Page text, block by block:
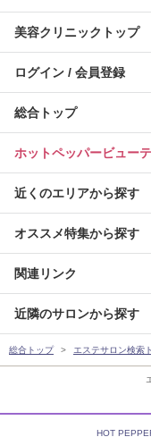
美容クリニックトップ
ログイン / 会員登録
総合トップ
ホットペッパービュー
近くのエリアから探す
オススメ特集から探す
関連リンク
近隣のサロンから探す
総合トップ エステサロン検索
HOT